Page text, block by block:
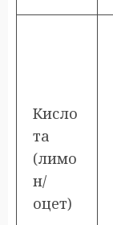
Кисло
та
(лимо
н/
оцет)